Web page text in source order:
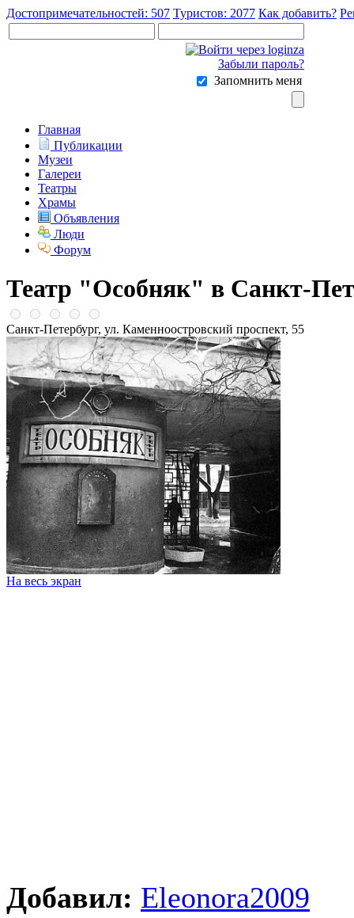
Достопримечательностей: 507 Туристов: 2077 Как добавить?
Забыли пароль?
Запомнить меня
Главная
Публикации
Музеи
Галереи
Театры
Храмы
Объявления
Люди
Форум
Театр "Особняк" в Санкт-
Санкт-Петербург, ул. Каменноостровский проспект, 55
На весь экран
Добавил: Eleonora2009